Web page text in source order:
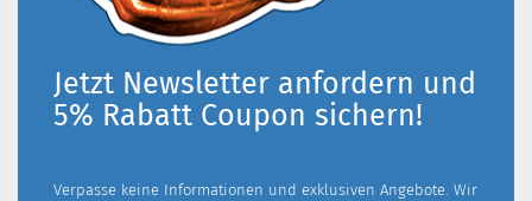
Jetzt Newsletter anfordern und
5% Rabatt Coupon sichern!
Verpasse keine Informationen und exklusiven Angebote. Wir